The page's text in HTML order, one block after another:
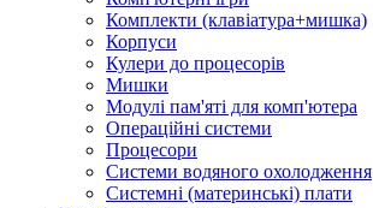
Комплекти (клавіатура+мишка)
Корпуси
Кулери до процесорів
Мишки
Модулі пам'яті для комп'ютера
Операційні системи
Процесори
Системи водяного охолодження
Системні (материнські) плати